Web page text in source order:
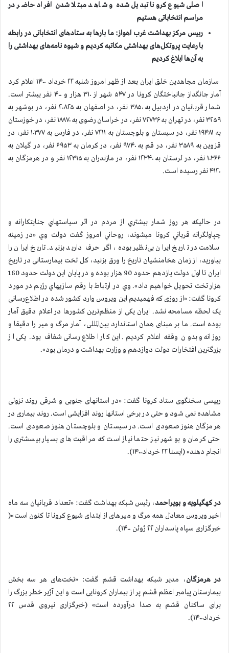
اصلی شیوع کرونا تبدیل شده و شاهد مبتلا شدن افراد حاضر در
مراسم انتخاباتی هستیم
رییس مرکز بهداشت غرب اهواز: ما بار‌ها به ستاد‌های انتخاباتی در رابطه
با رعایت پروتکل‌های بهداشتی مکاتبه کردیم و شیوه نامه‌های بهداشتی را
به آن‌ها ابلاغ کردیم
سازمان مجاهدين خلق ايران بعد از ظهر امروز شنبه ۲۲ خرداد ۱۴۰۰ اعلام كرد
آمار جانگداز جانباختگان كرونا در ۵۴۷ شهر از ۳۱۰ هزار و ۴۰۰ نفر بيشتر است.
شمار قربانيان در اردبیل به ۳۸۵۰ نفر، در اصفهان به ۲۰۸۲۵ نفر، در بوشهر به
۳۲۵۹ نفر، در تهران به ۷۲۷۳۶ نفر، در خراسان رضوی به ۱۸۸۷۰ نفر، در خوزستان
به ۱۹۴۸۱ نفر، در سیستان و بلوچستان به ۷۲۱۱ نفر، در فارس به ۱۰۳۷۷ نفر، در
قزوین به ۳۵۸۹ نفر، در قم به ۹۷۴۰ نفر، در کرمان به ۶۹۵۳ نفر، در گیلان به
۱۰۳۶۶ نفر، در لرستان به ۱۲۳۴۰ نفر، در مازندران به ۱۲۳۱۵ نفر و در هرمزگان به
۴۱۲۰ نفر رسیده است.
در حاليكه هر روز شمار بيشتري از مردم در اثر سياستهاي جنايتكارانه و
چپاولگرانه قرباني كرونا ميشوند، روحاني امروز گفت دولت وي «در زمینه
سلامت در تاریخ ایران بی‌نظیر بوده، اگر حرف دارید بزنید. تاریخ ایران را
بیاورید، از زمان هخامنشیان تاریخ را ورق بزنید، کل تخت بیمارستانی در تاریخ
ایران تا اول دولت یازدهم حدود 90 هزار بوده و در پایان این دولت حدود 160
هزار تخت تحویل خواهیم داد». وي در ارتباط با رقم سازيهاي رژيم در مورد
كرونا گفت: «از روزی که فهمیدیم این ویروس وارد کشور شده در اطلاع‌رسانی
یک لحظه مسامحه نشد. ایران یکی از منظم‌ترین کشورها در اعلام دقیق آمار
بوده است. ما بر مبنای همان استاندارد بین‌المللی، آمار مرگ و میر را دقیقا و
روزانه و بدون وقفه اعلام کردیم. این کار اطلاع‌رسانی شفاف بود. یکی از
بزرگترین افتخارات دولت دوازدهم و وزارت بهداشت و درمان بود».
رییسی سخنگوی ستاد کرونا گفت: «در استانهای جنوبی و شرقی روند نزولی
مشاهده نمی شود و حتی در برخی استانها روند افزایشی است. روند بیماری در
هرمزگان هنوز صعودی است. در سیستان و بلوچستان هنوز صعودی است.
حتی کرمان و بوشهر نیز حتما نیاز است که مراقبت های بسیار بیسشتری را
انجام دهند» (ایسنا ۲۲ خرداد۱۴۰۰).
در کهگیلویه و بویراحمد، رئیس شبکه بهداشت گفت: «تعداد قربانیان سه ماه
اخیر ویروس معادل همه مرگ و میرهای از ابتدای شیوع کرونا تا کنون است»(
خبرگزاری سپاه پاسداران ۲۲ ژوئن ۱۴۰۰).
در هرمزگان، مدیر شبکه بهداشت قشم گفت: «تخت‌های هر سه بخش
بیمارستان پیامبر اعظم قشم‌ پر از بیماران کرونایی است و این آژیر خطر بزرگ را
برای ساکنان قشم به صدا درآورده است» (خبرگزاری نیروی قدس ۲۲
خرداد۱۴۰۰).